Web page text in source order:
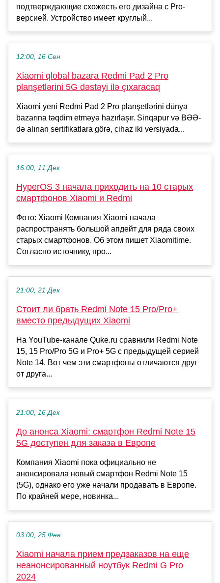
подтверждающие схожесть его дизайна с Pro-
версией. Устройство имеет круглый...
12:00, 16 Сен
Xiaomi qlobal bazara Redmi Pad 2 Pro
planşetlərini 5G dəstəyi ilə çıxaracaq
Xiaomi yeni Redmi Pad 2 Pro planşetlərini dünya
bazarına təqdim etməyə hazırlaşır. Sinqapur və BƏƏ-
də alınan sertifikatlara görə, cihaz iki versiyada...
16:00, 11 Дек
HyperOS 3 начала приходить на 10 старых
смартфонов Xiaomi и Redmi
Фото: Xiaomi Компания Xiaomi начала
распространять большой апдейт для ряда своих
старых смартфонов. Об этом пишет Xiaomitime.
Согласно источнику, про...
21:00, 21 Дек
Стоит ли брать Redmi Note 15 Pro/Pro+
вместо предыдущих Xiaomi
На YouTube-канале Quke.ru сравнили Redmi Note
15, 15 Pro/Pro 5G и Pro+ 5G с предыдущей серией
Note 14. Вот чем эти смартфоны отличаются друг
от друга...
21:00, 16 Дек
До анонса Xiaomi: смартфон Redmi Note 15
5G доступен для заказа в Европе
Компания Xiaomi пока официально не
анонсировала новый смартфон Redmi Note 15
(5G), однако его уже начали продавать в Европе.
По крайней мере, новинка...
03:00, 25 Фев
Xiaomi начала прием предзаказов на еще
неанонсированный ноутбук Redmi G Pro
2024